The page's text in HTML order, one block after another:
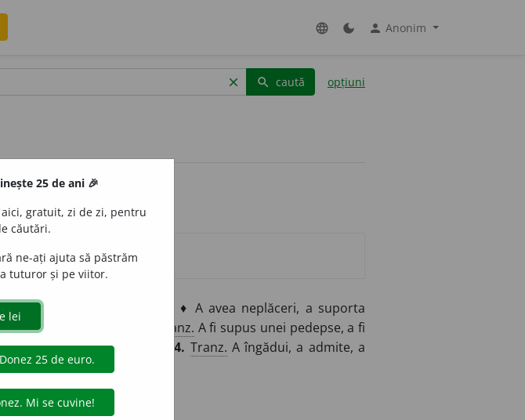
language dark_mode person Anonim
clear search caută opțiuni
o durere fizică sau morală. ♦ A avea neplăceri, a suporta
a răbda, a suporta. ♦ Tranz. A fi supus unei pedepse, a fi
ceva, a trece cu vederea. 4. Tranz. A îngădui, a admite, a
25 de ani 🎉
gratuit, zi de zi, pentru
căutări.
ne-ați ajuta să păstrăm
tuturor și pe viitor.